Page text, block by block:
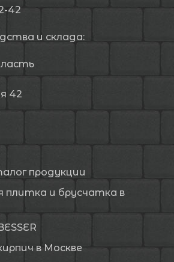
42
и склада:
42
продукции
плитка и брусчатка в
в Москве